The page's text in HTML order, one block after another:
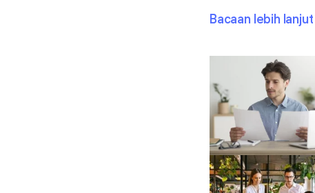
Bacaan lebih lanjut